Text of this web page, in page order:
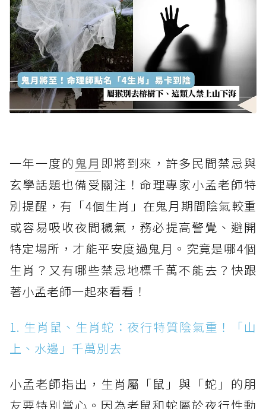
一年一度的鬼月 即將到來，許多民間禁忌與
玄學話題也備受關注！命理專家小孟老師特
別提醒，有「4個生肖」在鬼月期間陰氣較重
或容易吸收夜間穢氣，務必提高警覺、避開
特定場所，才能平安度過鬼月。究竟是哪4個
生肖？又有哪些禁忌地標千萬不能去？快跟
著小孟老師一起來看看！
1. 生肖鼠、生肖蛇：夜行特質陰氣重！「山
上、水邊」千萬別去
小孟老師指出，生肖屬「鼠」與「蛇」的朋
友要特別當心。因為老鼠和蛇屬於夜行性動